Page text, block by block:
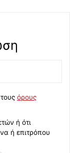
όρους
ή ότι
ή επιτρόπου